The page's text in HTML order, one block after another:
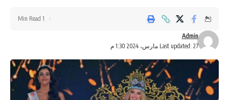
Last updated: 27 مارس، 2024 1:30 م
Admin
1 Min Read